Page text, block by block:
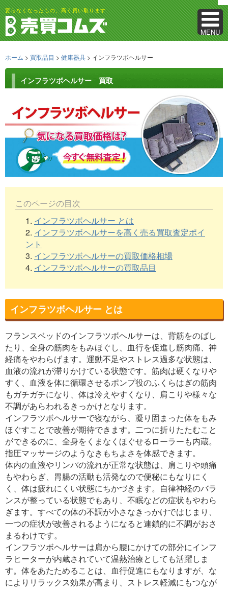
MENU
要らなくなったもの、高く買い取ります
ホーム > 買取品目 > 健康器具 > インフラツボヘルサー
インフラツボヘルサー 買取
このページの目次
1. インフラツボヘルサー とは
2. インフラツボヘルサーを高く売る買取査定ポイ
ント
3. インフラツボヘルサーの買取価格相場
4. インフラツボヘルサーの買取品目
インフラツボヘルサー とは
フランスベッドのインフラツボヘルサーは、背筋をのばし
たり、全身の筋肉をもみほぐし、血行を促進し筋肉痛、神
経痛をやわらげます。運動不足やストレス過多な状態は、
血液の流れが滞りかけている状態です。筋肉は硬くなりや
すく、血液を体に循環させるポンプ役のふくらはぎの筋肉
もガチガチになり、体は冷えやすくなり、肩こりや様々な
不調があらわれるきっかけとなります。
インフラツボヘルサーで寝ながら、凝り固まった体をもみ
ほぐすことで改善が期待できます。二つに折りたたむこと
ができるのに、全身をくまなくほぐせるローラーも内蔵。
指圧マッサージのようなきもちよさを体感できます。
体内の血液やリンパの流れが正常な状態は、肩こりや頭痛
もやわらぎ、胃腸の活動も活発なので便秘にもなりにく
く、体は疲れにくい状態にちかづきます。自律神経のバラ
ンスが整っている状態でもあり、不眠などの症状もやわら
ぎます。すべての体の不調が小さなきっかけではじまり、
一つの症状が改善されるようになると連鎖的に不調がおさ
まるわけです。
インフラツボヘルサーは肩から腰にかけての部分にインフ
ラヒーターが内蔵されていて温熱治療としても活躍しま
す。体をあたためることは、血行促進にもなりますが、な
によりリラックス効果が高まり、ストレス軽減にもつなが